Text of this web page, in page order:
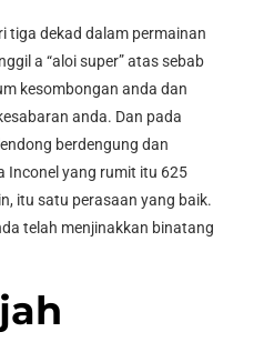
tiga dekad dalam permainan
a “aloi super” atas sebab
kesombongan anda dan
anda. Dan pada
berdengung dan
Inconel yang rumit itu 625
itu satu perasaan yang baik.
telah menjinakkan binatang